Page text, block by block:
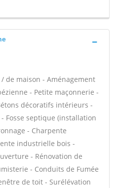
de maison - Aménagement
- Petite maçonnerie -
décoratifs intérieurs -
Fosse septique (installation
- Charpente
industrielle bois -
- Rénovation de
- Conduits de Fumée
de toit - Surélévation